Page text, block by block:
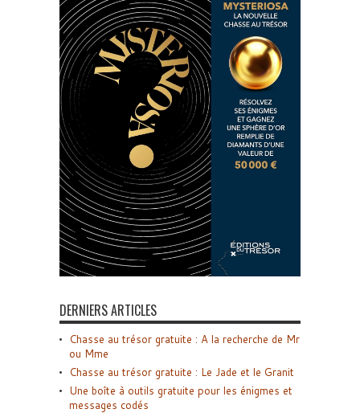
DERNIERS ARTICLES
Chasse au trésor gratuite : A la recherche de Mr
ou Mme
Chasse au trésor gratuite : Le Jade et le Granit
Une boîte à outils gratuite pour les énigmes et
messages codés